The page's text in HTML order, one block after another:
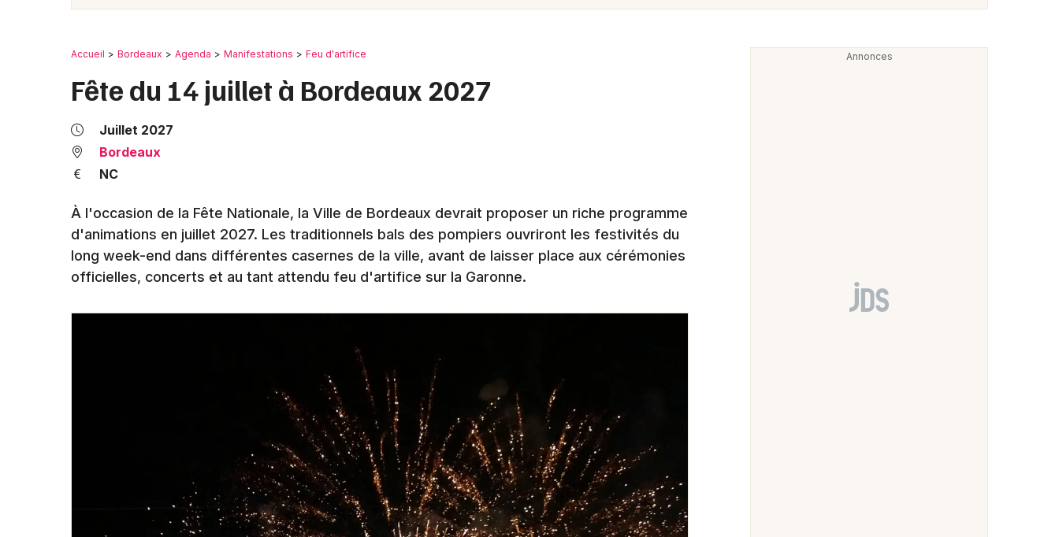
Sorties & loisirs
Feu d'artifice en Gironde
Newsletter des sorties
Artistes en tournée
Actus à Bordeaux
Mulhouse
Nice
Toutes les villes
Accueil Bordeaux Agenda Manifestations Feu d'artifice
Fête du 14 juillet à Bordeaux 2027
Juillet 2027
Bordeaux
NC
À l'occasion de la Fête Nationale, la Ville de Bordeaux devrait proposer un riche programme
d'animations en juillet 2027. Les traditionnels bals des pompiers ouvriront les festivités du
long week-end dans différentes casernes de la ville, avant de laisser place aux cérémonies
officielles, concerts et au tant attendu feu d'artifice sur la Garonne.